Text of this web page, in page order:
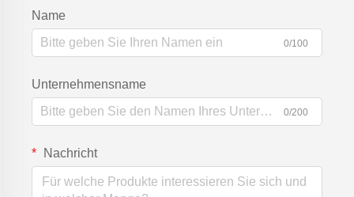
Name
0/100
Unternehmensname
0/200
Nachricht